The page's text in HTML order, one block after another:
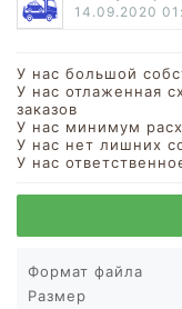
14.09.2020
У нас большой
У нас отлаженная
заказов
У нас минимум
У нас нет лишних
У нас
Формат файла
Размер